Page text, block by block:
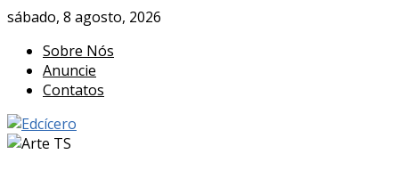
sábado, 8 agosto, 2026
Sobre Nós
Anuncie
Contatos